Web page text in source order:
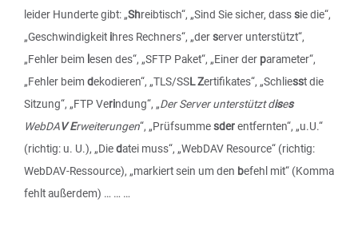
leider Hunderte gibt: „Shreibtisch“, „Sind Sie sicher, dasssie die“,
„Geschwindigkeit ihres Rechners“, „derserver unterstützt“,
„Fehler beim lesen des“, „SFTP Paket“, „Einer der parameter“,
„Fehler beim dekodieren“, „TLS/SSL Zertifikates“, „Schliesst die
Sitzung“, „FTP Verindung“, „Der Server unterstützt dises
WebDAV Erweiterungen“, „Prüfsummesderentfernten“, „u.U.“
(richtig: u. U.), „Diedatei muss“, „WebDAV Resource“ (richtig:
WebDAV-Ressource), „markiert sein um den befehl mit“ (Komma
fehlt außerdem) … … …